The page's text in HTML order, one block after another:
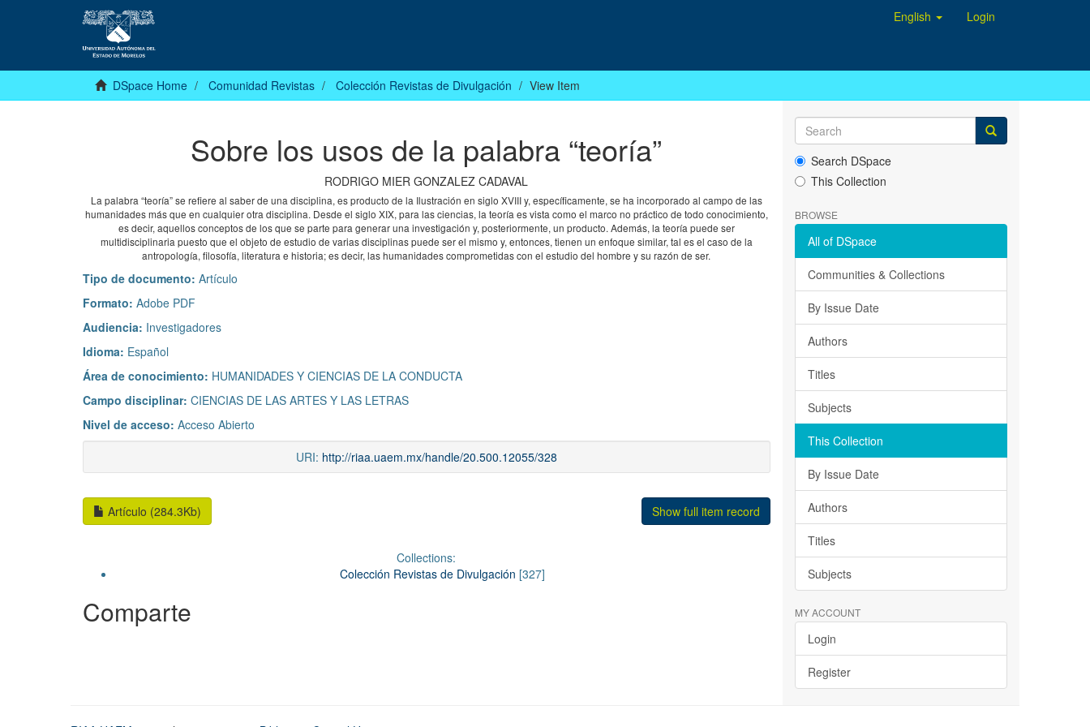
English Login
DSpace Home Comunidad Revistas Colección Revistas de Divulgación View Item
Sobre los usos de la palabra “teoría”
RODRIGO MIER GONZALEZ CADAVAL
La palabra “teoría” se refiere al saber de una disciplina, es producto de la Ilustración en siglo XVIII y, específicamente, se ha incorporado al campo de las
humanidades más que en cualquier otra disciplina. Desde el siglo XIX, para las ciencias, la teoría es vista como el marco no práctico de todo conocimiento,
es decir, aquellos conceptos de los que se parte para generar una investigación y, posteriormente, un producto. Además, la teoría puede ser
multidisciplinaria puesto que el objeto de estudio de varias disciplinas puede ser el mismo y, entonces, tienen un enfoque similar, tal es el caso de la
antropología, filosofía, literatura e historia; es decir, las humanidades comprometidas con el estudio del hombre y su razón de ser.
Tipo de documento: Artículo
Formato: Adobe PDF
Audiencia: Investigadores
Idioma: Español
Área de conocimiento: HUMANIDADES Y CIENCIAS DE LA CONDUCTA
Campo disciplinar: CIENCIAS DE LAS ARTES Y LAS LETRAS
Nivel de acceso: Acceso Abierto
URI: http://riaa.uaem.mx/handle/20.500.12055/328
Artículo (284.3Kb) Show full item record
Collections:
Colección Revistas de Divulgación [327]
Comparte
Search DSpace
This Collection
BROWSE
All of DSpace
Communities & Collections
By Issue Date
Authors
Titles
Subjects
This Collection
By Issue Date
Authors
Titles
Subjects
MY ACCOUNT
Login
Register